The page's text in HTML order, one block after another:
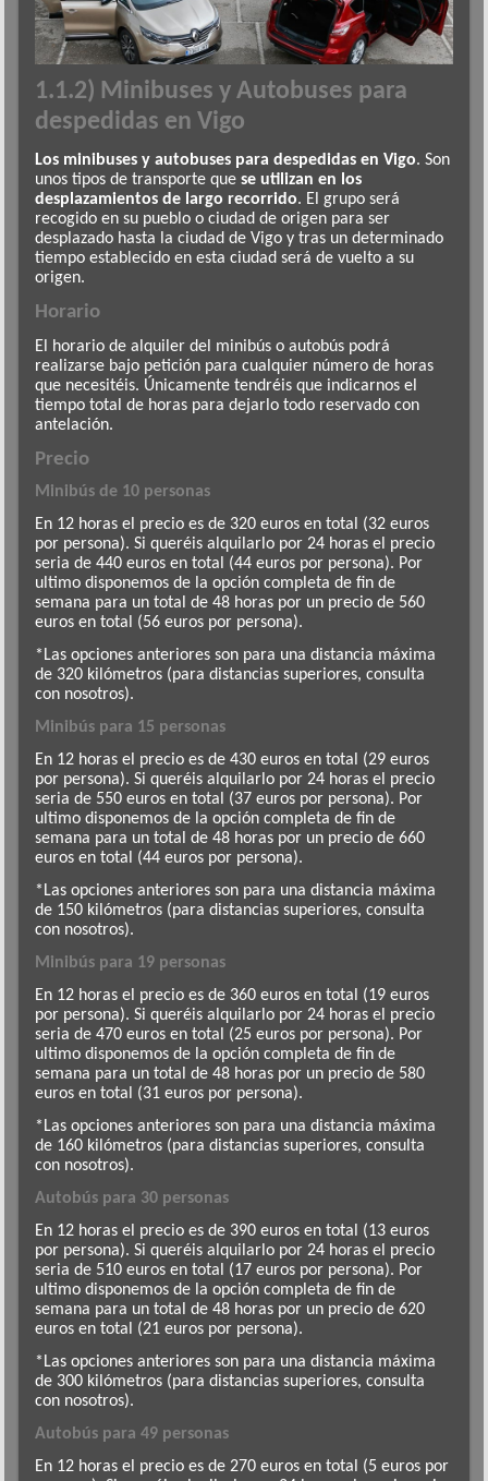
1.1.2) Minibuses y Autobuses para
despedidas en Vigo
Los minibuses y autobuses para despedidas en Vigo. Son
unos tipos de transporte quese utilizan en los
desplazamientos de largo recorrido. El grupo será
recogido en su pueblo o ciudad de origen para ser
desplazado hasta la ciudad de Vigo y tras un determinado
tiempo establecido en esta ciudad será de vuelto a su
origen.
Horario
El horario de alquiler del minibús o autobús podrá
realizarse bajo petición para cualquier número de horas
que necesitéis. Únicamente tendréis que indicarnos el
tiempo total de horas para dejarlo todo reservado con
antelación.
Precio
Minibús de 10 personas
En 12 horas el precio es de 320 euros en total (32 euros
por persona). Si queréis alquilarlo por 24 horas el precio
seria de 440 euros en total (44 euros por persona). Por
ultimo disponemos de la opción completa de fin de
semana para un total de 48 horas por un precio de 560
euros en total (56 euros por persona).
*Las opciones anteriores son para una distancia máxima
de 320 kilómetros (para distancias superiores, consulta
con nosotros).
Minibús para 15 personas
En 12 horas el precio es de 430 euros en total (29 euros
por persona). Si queréis alquilarlo por 24 horas el precio
seria de 550 euros en total (37 euros por persona). Por
ultimo disponemos de la opción completa de fin de
semana para un total de 48 horas por un precio de 660
euros en total (44 euros por persona).
*Las opciones anteriores son para una distancia máxima
de 150 kilómetros (para distancias superiores, consulta
con nosotros).
Minibús para 19 personas
En 12 horas el precio es de 360 euros en total (19 euros
por persona). Si queréis alquilarlo por 24 horas el precio
seria de 470 euros en total (25 euros por persona). Por
ultimo disponemos de la opción completa de fin de
semana para un total de 48 horas por un precio de 580
euros en total (31 euros por persona).
*Las opciones anteriores son para una distancia máxima
de 160 kilómetros (para distancias superiores, consulta
con nosotros).
Autobús para 30 personas
En 12 horas el precio es de 390 euros en total (13 euros
por persona). Si queréis alquilarlo por 24 horas el precio
seria de 510 euros en total (17 euros por persona). Por
ultimo disponemos de la opción completa de fin de
semana para un total de 48 horas por un precio de 620
euros en total (21 euros por persona).
*Las opciones anteriores son para una distancia máxima
de 300 kilómetros (para distancias superiores, consulta
con nosotros).
Autobús para 49 personas
En 12 horas el precio es de 270 euros en total (5 euros por